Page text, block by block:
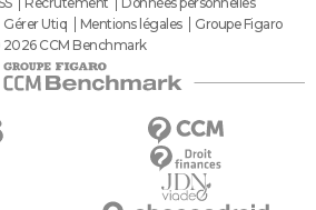
Gérer Utiq Mentions légales
Groupe Figaro
CCM Benchmark